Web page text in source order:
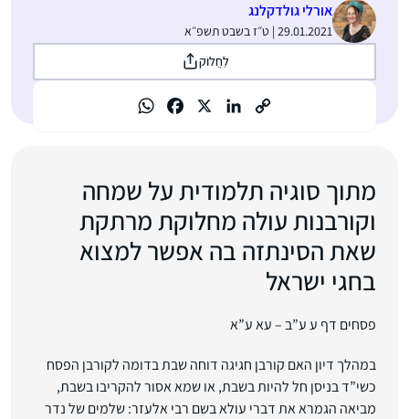
אורלי גולדקלנג
29.01.2021 | ט״ז בשבט תשפ״א
לַחֲלוֹק
מתוך סוגיה תלמודית על שמחה
וקורבנות עולה מחלוקת מרתקת
שאת הסינתזה בה אפשר למצוא
בחגי ישראל
פסחים דף ע ע”ב – עא ע”א
במהלך דיון האם קורבן חגיגה דוחה שבת בדומה לקורבן הפסח
כשי”ד בניסן חל להיות בשבת, או שמא אסור להקריבו בשבת,
מביאה הגמרא את דברי עולא בשם רבי אלעזר: שלמים של נדר